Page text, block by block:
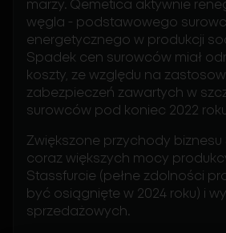
marży. Qemetica aktywnie
węgla - podstawowego
energetycznego w produkcji
Spadek cen surowców miał
koszty, ze względu na
zabezpieczeń zawartych w
surowców pod koniec 2022
Zwiększone przychody biznesu
coraz większych mocy
Stassfurcie (pełne zdolności
być osiągnięte w 2024 roku) i
sprzedażowych.